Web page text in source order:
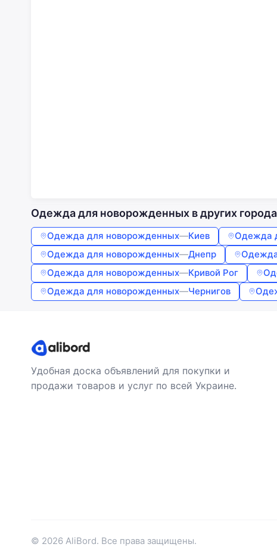
Одежда для новорожденных в других
Одежда для новорожденных—Киев Одежда
Одежда для новорожденных—Днепр
Одежда для новорожденных—Кривой Рог
Одежда для новорожденных—Чернигов
Удобная доска объявлений для покупки и
продажи товаров и услуг по всей Украине.
© 2026 AliBord. Все права защищены.